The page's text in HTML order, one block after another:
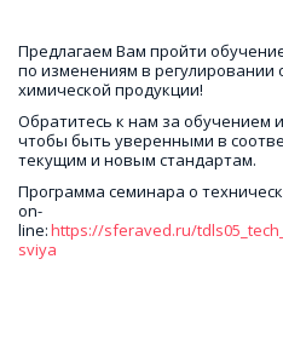
Предлагаем Вам пройти
по изменениям в регулировании
химической продукции!
Обратитесь к нам за обучением
чтобы быть уверенными в
текущим и новым стандартам.
Программа семинара о
on-
line: https://sferaved.ru/
sviya